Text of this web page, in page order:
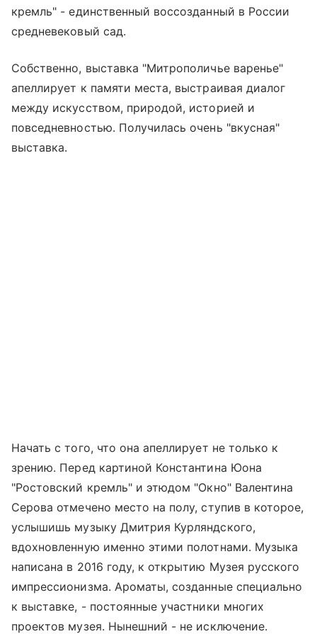
кремль" - единственный воссозданный в России
средневековый сад.
Собственно, выставка "Митрополичье варенье"
апеллирует к памяти места, выстраивая диалог
между искусством, природой, историей и
повседневностью. Получилась очень "вкусная"
выставка.
Начать с того, что она апеллирует не только к
зрению. Перед картиной Константина Юона
"Ростовский кремль" и этюдом "Окно" Валентина
Серова отмечено место на полу, ступив в которое,
услышишь музыку Дмитрия Курляндского,
вдохновленную именно этими полотнами. Музыка
написана в 2016 году, к открытию Музея русского
импрессионизма. Ароматы, созданные специально
к выставке, - постоянные участники многих
проектов музея. Нынешний - не исключение.